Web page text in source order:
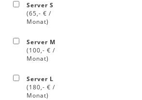
Server S
(65,- € /
Monat)
Server M
(100,- € /
Monat)
Server L
(180,- € /
Monat)